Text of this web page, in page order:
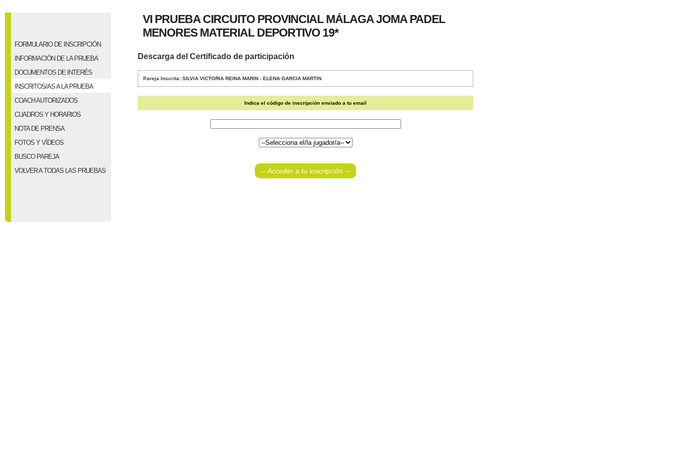
FORMULARIO DE INSCRIPCIÓN
INFORMACIÓN DE LA PRUEBA
DOCUMENTOS DE INTERÉS
INSCRITOS/AS A LA PRUEBA
COACH AUTORIZADOS
CUADROS Y HORARIOS
NOTA DE PRENSA
FOTOS Y VÍDEOS
BUSCO PAREJA
VOLVER A TODAS LAS PRUEBAS
VI PRUEBA CIRCUITO PROVINCIAL MÁLAGA JOMA PADEL
MENORES MATERIAL DEPORTIVO 19*
Descarga del Certificado de participación
Pareja Inscrita: SILVIA VICTORIA REINA MARIN - ELENA GARCIA MARTIN
Indica el código de inscripción enviado a tu email
-- Acceder a tu inscripción --